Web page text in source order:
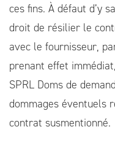
ces fins. À défaut d’y
droit de résilier le
avec le fournisseur,
prenant effet
SPRL Doms de
dommages éventuels
contrat susmentionné.